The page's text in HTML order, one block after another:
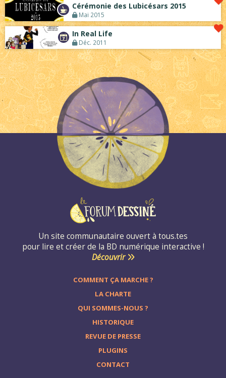
Cérémonie des Lubicésars 2015
Mai 2015
In Real Life
Déc. 2011
Un site communautaire ouvert à tous.tes
pour lire et créer de la BD numérique interactive !
Découvrir
COMMENT ÇA MARCHE ?
LA CHARTE
QUI SOMMES-NOUS ?
HISTORIQUE
REVUE DE PRESSE
PLUGINS
CONTACT